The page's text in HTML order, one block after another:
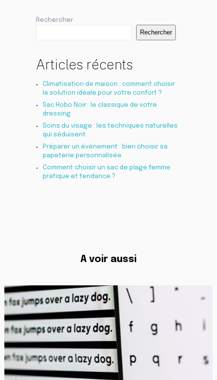
Rechercher
Rechercher
Articles récents
Climatisation de maison : comment choisir
la solution idéale pour votre confort ?
Sac Hobo Noir : le classique de votre
dressing
Soins du visage : les techniques naturelles
qui séduisent
Préparer un événement : bien choisir sa
papeterie personnalisée
Comment choisir un sac de plage femme
pratique et tendance ?
A voir aussi